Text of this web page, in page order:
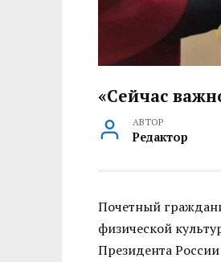
«Сейчас
АВТОР
Редактор
Почетный
физической
Президента России